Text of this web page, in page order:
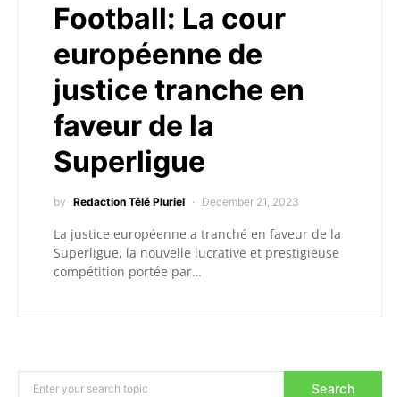
Football: La cour
européenne de
justice tranche en
faveur de la
Superligue
by Redaction Télé Pluriel December 21, 2023
La justice européenne a tranché en faveur de la
Superligue, la nouvelle lucrative et prestigieuse
compétition portée par…
Search